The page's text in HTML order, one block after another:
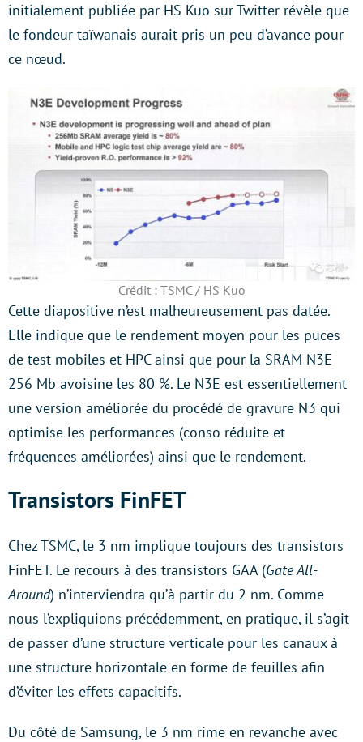
initialement publiée par HS Kuo sur Twitter révèle que
le fondeur taïwanais aurait pris un peu d’avance pour
ce nœud.
Crédit : TSMC / HS Kuo
Cette diapositive n’est malheureusement pas datée.
Elle indique que le rendement moyen pour les puces
de test mobiles et HPC ainsi que pour la SRAM N3E
256 Mb avoisine les 80 %. Le N3E est essentiellement
une version améliorée du procédé de gravure N3 qui
optimise les performances (conso réduite et
fréquences améliorées) ainsi que le rendement.
Transistors FinFET
Chez TSMC, le 3 nm implique toujours des transistors
FinFET. Le recours à des transistors GAA (Gate All-
Around) n’interviendra qu’à partir du 2 nm. Comme
nous l’expliquions précédemment, en pratique, il s’agit
de passer d’une structure verticale pour les canaux à
une structure horizontale en forme de feuilles afin
d’éviter les effets capacitifs.
Du côté de Samsung, le 3 nm rime en revanche avec